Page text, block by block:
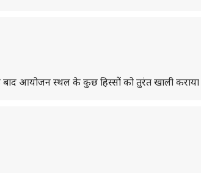
आयोजन स्थल के कुछ हिस्सों को तुरंत खाली कराया